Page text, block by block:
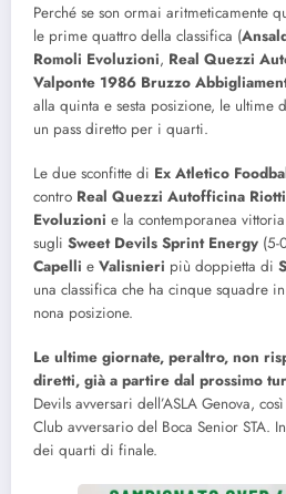
Perché se son ormai aritmeticamente
le prime quattro della classifica (
Romoli Evoluzioni, Real Quezzi
Valponte 1986 Bruzzo
alla quinta e sesta posizione, le ultime
un pass diretto per i quarti.
Le due sconfitte di Ex Atletico
contro Real Quezzi Autofficina Riotti
Evoluzioni e la contemporanea
sugli Sweet Devils Sprint Energy (5-
Capelli e Valisnieri più doppietta di
una classifica che ha cinque squadre
nona posizione.
Le ultime giornate, peraltro, non
diretti, già a partire dal prossimo
Devils avversari dell’ASLA Genova,
Club avversario del Boca Senior STA.
dei quarti di finale.